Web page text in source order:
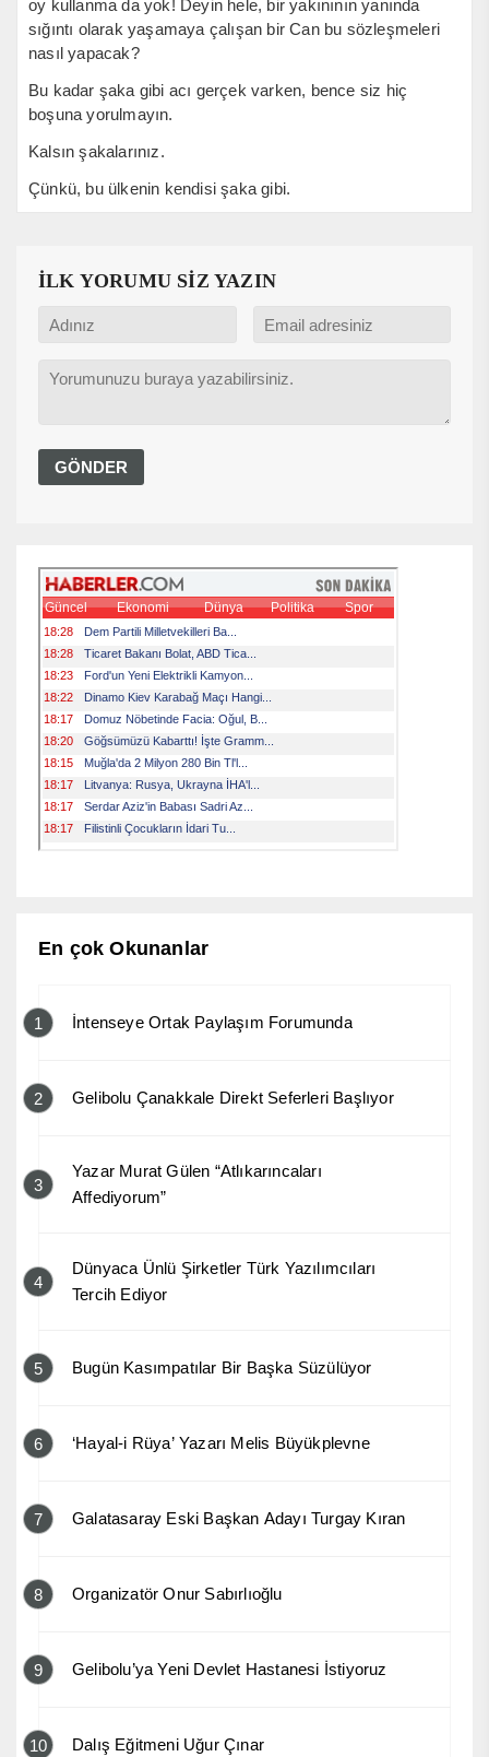
oy kullanma da yok! Deyin hele, bir yakınının yanında
sığıntı olarak yaşamaya çalışan bir Can bu sözleşmeleri
nasıl yapacak?
Bu kadar şaka gibi acı gerçek varken, bence siz hiç
boşuna yorulmayın.
Kalsın şakalarınız.
Çünkü, bu ülkenin kendisi şaka gibi.
İLK YORUMU SİZ YAZIN
En çok Okunanlar
1 İntenseye Ortak Paylaşım Forumunda
2 Gelibolu Çanakkale Direkt Seferleri Başlıyor
3
Yazar Murat Gülen “Atlıkarıncaları
Affediyorum”
4
Dünyaca Ünlü Şirketler Türk Yazılımcıları
Tercih Ediyor
5 Bugün Kasımpatılar Bir Başka Süzülüyor
6 ‘Hayal-i Rüya’ Yazarı Melis Büyükplevne
7 Galatasaray Eski Başkan Adayı Turgay Kıran
8 Organizatör Onur Sabırlıoğlu
9 Gelibolu’ya Yeni Devlet Hastanesi İstiyoruz
10 Dalış Eğitmeni Uğur Çınar